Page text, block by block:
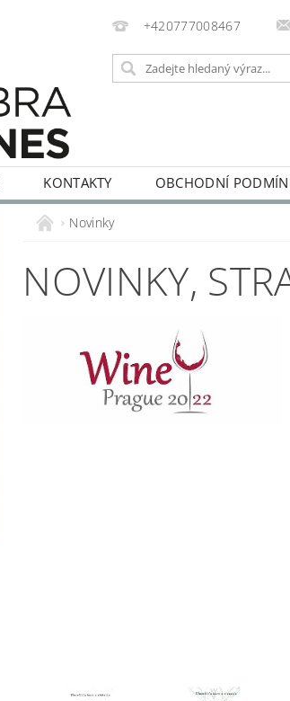
+420777008467
KONTAKTY OBCHODNÍ
RŮŽOVÁ VÍNA
Novinky
NOVINKY,